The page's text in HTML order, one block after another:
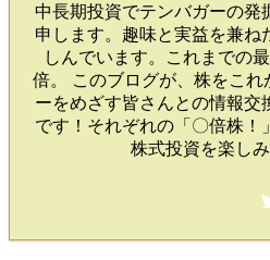
中長期投資でテンバガーの発
申します。趣味と実益を兼ね
しんでいます。これまでの
倍。 このブログが、株をこ
ーをめざす皆さんとの情報交
です！それぞれの「〇倍株！
株式投資を楽し